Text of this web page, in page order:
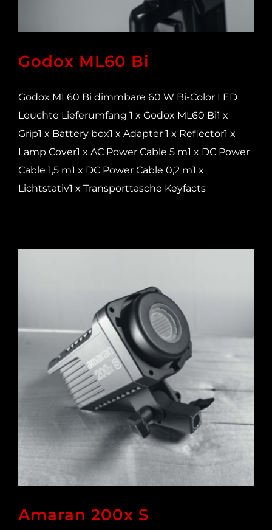
Godox ML60 Bi
Godox ML60 Bi dimmbare 60 W Bi-Color LED
Leuchte Lieferumfang 1 x Godox ML60 Bi1 x
Grip1 x Battery box1 x Adapter 1 x Reflector1 x
Lamp Cover1 x AC Power Cable 5 m1 x DC Power
Cable 1,5 m1 x DC Power Cable 0,2 m1 x
Lichtstativ1 x Transporttasche Keyfacts
Amaran 200x S